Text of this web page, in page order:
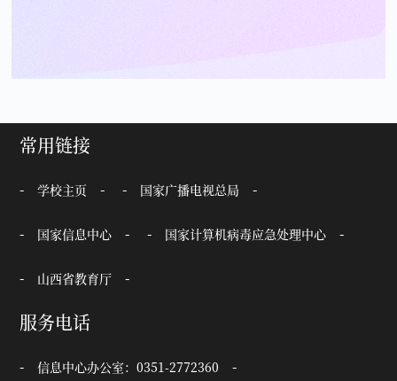
常用链接
学校主页 国家广播电视总局
国家信息中心 国家计算机病毒应急处理中心
山西省教育厅
服务电话
信息中心办公室：0351-2772360